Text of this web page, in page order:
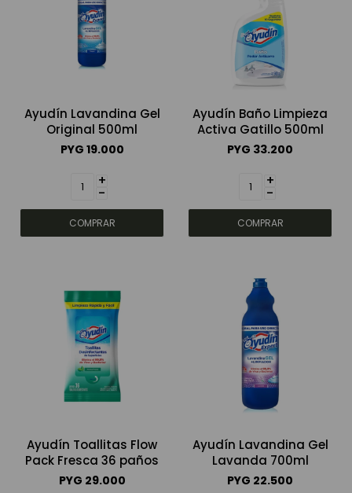
Ayudín Lavandina Gel
Original 500ml
PYG 19.000
+
-
Ayudín Baño Limpieza
Activa Gatillo 500ml
PYG 33.200
+
-
Ayudín Toallitas Flow
Pack Fresca 36 paños
PYG 29.000
Ayudín Lavandina Gel
Lavanda 700ml
PYG 22.500